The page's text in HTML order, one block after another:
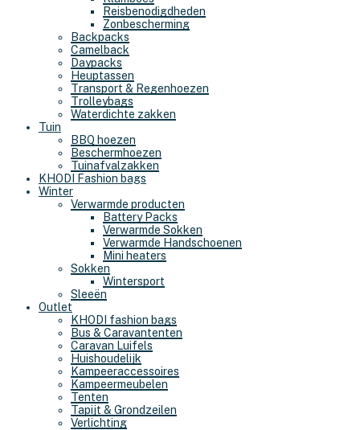
Reisbenodigdheden
Zonbescherming
Backpacks
Camelback
Daypacks
Heuptassen
Transport & Regenhoezen
Trolleybags
Waterdichte zakken
Tuin
BBQ hoezen
Beschermhoezen
Tuinafvalzakken
KHODI Fashion bags
Winter
Verwarmde producten
Battery Packs
Verwarmde Sokken
Verwarmde Handschoenen
Mini heaters
Sokken
Wintersport
Sleeën
Outlet
KHODI fashion bags
Bus & Caravantenten
Caravan Luifels
Huishoudelijk
Kampeeraccessoires
Kampeermeubelen
Tenten
Tapijt & Grondzeilen
Verlichting